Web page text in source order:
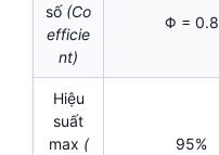
số (Co
efficie
nt)
Φ = 0.8
Hiệu
suất
max (
95%